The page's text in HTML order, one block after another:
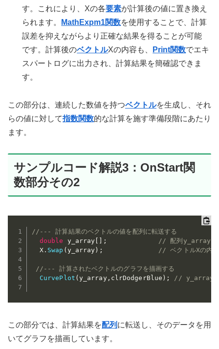
す。これにより、Xの各要素が計算後の値に置き換え
られます。
MathExpm1関数を使用することで、計算
誤差を抑えながらより正確な結果を得ることが可能
です。計算後のベクトルXの内容も、 Print関数でエキ
スパートログに出力され、計算結果を簡確認できま
す。
この部分は、連続した数値を持つベクトルを生成し、それ
らの値に対して指数関数的な計算を施す準備段階にあたり
ます。
サンプルコード解説3：OnStart関
数部分その2
//--- 計算結果のベクトルの値を配列に転送する
double
y_array [ ] ;
// 配列y_arrayを
  X
. Swap (y_array) ; // ベクトルXの内
//--- 計算されたベクトルのグラフを描画する
CurvePlot (y_array, clrDodgerBlue ) ; // y_arrayの
この部分では、計算結果を配列 に転送し、そのデータを用
いてグラフを描画しています。